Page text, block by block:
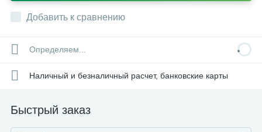
Добавить к сравнению
Определяем...
Наличный и безналичный расчет, банковские карты
Быстрый заказ